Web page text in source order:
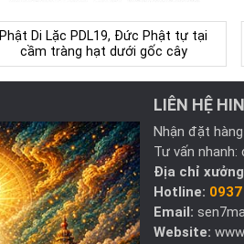
Phật Di Lặc PDL19, Đức Phật tự tại
cầm tràng hạt dưới gốc cây
LIÊN HỆ
Nhận đặt
Tư vấn
Địa chỉ
Hotline:
Email:
Website: